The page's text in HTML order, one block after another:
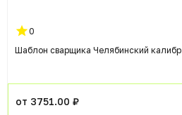
0
Шаблон сварщика Челябинский калибр
от 3751.00 ₽